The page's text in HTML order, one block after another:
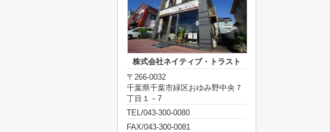
株式会社ネイティブ・トラスト
〒266-0032
千葉県千葉市緑区おゆみ野中央７
丁目１－7
TEL/043-300-0080
FAX/043-300-0081